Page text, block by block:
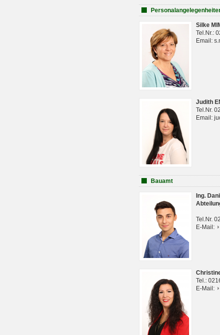
Silke
Tel.Nr.:
Email:
Judith
Tel.Nr.
Email:
Bauamt
Ing.
Tel.Nr.
E-Mail:
Tel.:
E-Mail: